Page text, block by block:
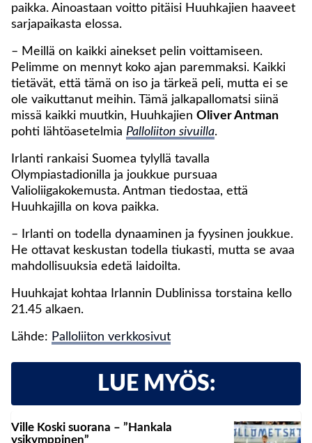
paikka. Ainoastaan voitto pitäisi Huuhkajien haaveet
sarjapaikasta elossa.
– Meillä on kaikki ainekset pelin voittamiseen.
Pelimme on mennyt koko ajan paremmaksi. Kaikki
tietävät, että tämä on iso ja tärkeä peli, mutta ei se
ole vaikuttanut meihin. Tämä jalkapallomatsi siinä
missä kaikki muutkin, Huuhkajien Oliver Antman
pohti lähtöasetelmia Palloliiton sivuilla.
Irlanti rankaisi Suomea tylyllä tavalla
Olympiastadionilla ja joukkue pursuaa
Valioliigakokemusta. Antman tiedostaa, että
Huuhkajilla on kova paikka.
– Irlanti on todella dynaaminen ja fyysinen joukkue.
He ottavat keskustan todella tiukasti, mutta se avaa
mahdollisuuksia edetä laidoilta.
Huuhkajat kohtaa Irlannin Dublinissa torstaina kello
21.45 alkaen.
Lähde: Palloliiton verkkosivut
LUE MYÖS:
Ville Koski suorana – ”Hankala
ysikymppinen”